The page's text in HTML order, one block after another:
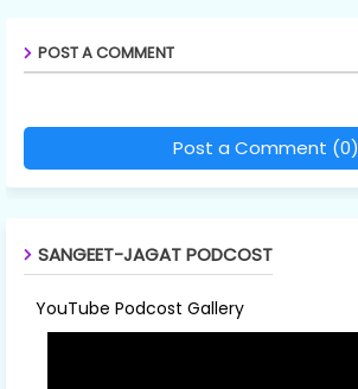
POST A COMMENT
Post a Comment (0)
SANGEET-JAGAT PODCOST
YouTube Podcost Gallery